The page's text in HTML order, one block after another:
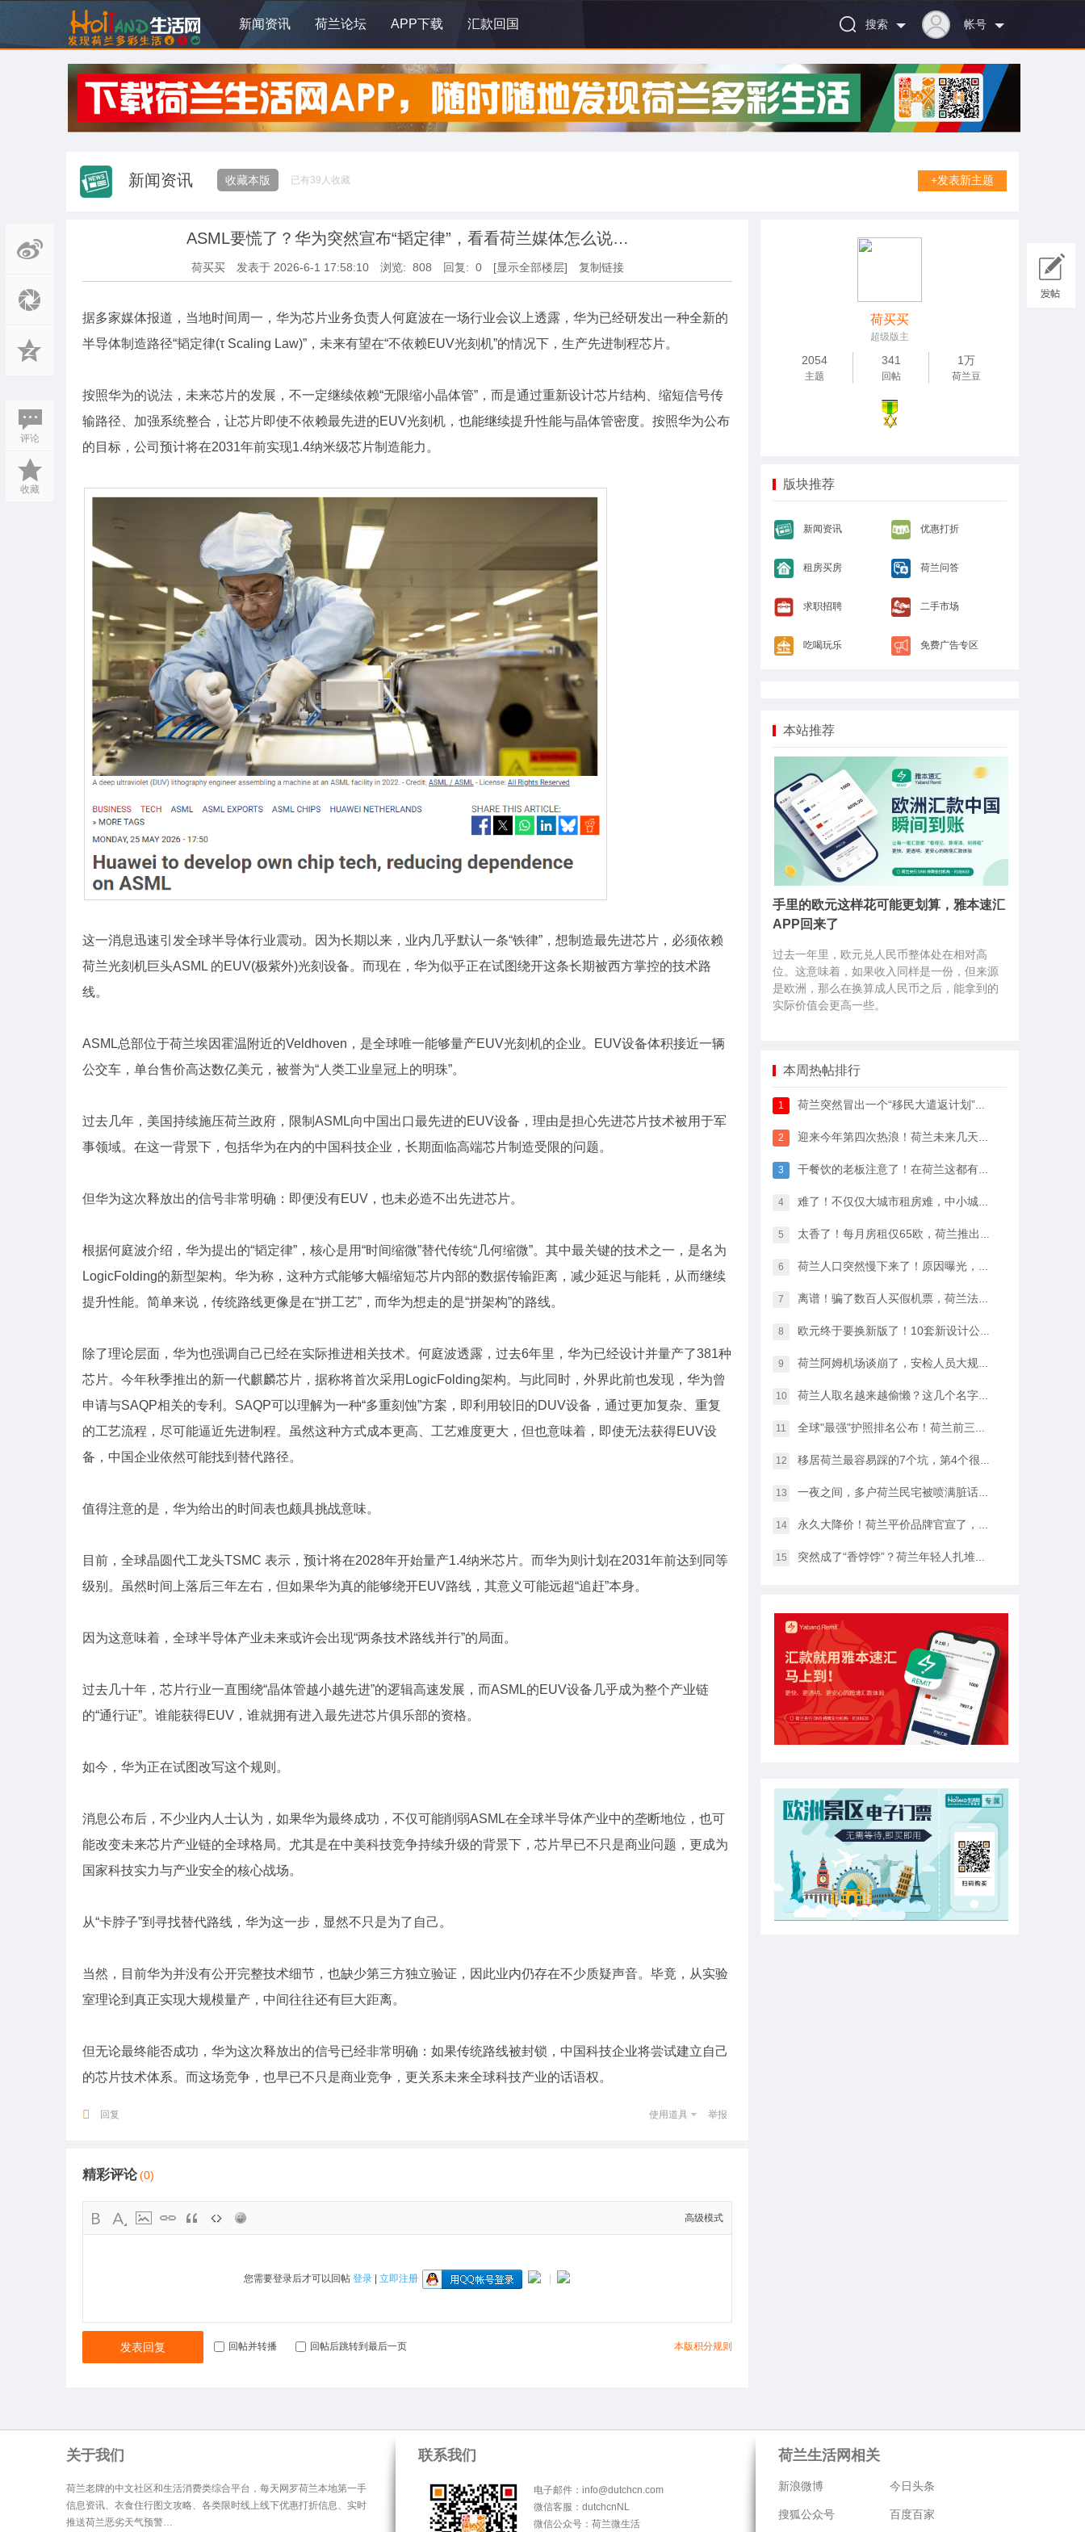
新闻资讯 荷兰论坛 APP下载 汇款回国 帐号
搜索
新闻资讯 收藏本版 已有39 人收藏 +发表新主题
评论
收藏
ASML要慌了？华为突然宣布“韬定律”，看看荷兰媒体怎么说…
荷买买 发表于 2026-6-1 17:58:10 浏览: 808 回复: 0 [显示全部楼层] 复制链接
据多家媒体报道，当地时间周一，华为芯片业务负责人何庭波在一场行业会议上透露，华为已经研发出一种全新的
半导体制造路径“韬定律(τ Scaling Law)”，未来有望在“不依赖EUV光刻机”的情况下，生产先进制程芯片。
按照华为的说法，未来芯片的发展，不一定继续依赖“无限缩小晶体管”，而是通过重新设计芯片结构、缩短信号传
输路径、加强系统整合，让芯片即使不依赖最先进的EUV光刻机，也能继续提升性能与晶体管密度。按照华为公布
的目标，公司预计将在2031年前实现1.4纳米级芯片制造能力。
这一消息迅速引发全球半导体行业震动。因为长期以来，业内几乎默认一条“铁律”，想制造最先进芯片，必须依赖
荷兰光刻机巨头ASML 的EUV(极紫外)光刻设备。而现在，华为似乎正在试图绕开这条长期被西方掌控的技术路
线。
ASML总部位于荷兰埃因霍温附近的Veldhoven，是全球唯一能够量产EUV光刻机的企业。EUV设备体积接近一辆
公交车，单台售价高达数亿美元，被誉为“人类工业皇冠上的明珠”。
过去几年，美国持续施压荷兰政府，限制ASML向中国出口最先进的EUV设备，理由是担心先进芯片技术被用于军
事领域。在这一背景下，包括华为在内的中国科技企业，长期面临高端芯片制造受限的问题。
但华为这次释放出的信号非常明确：即便没有EUV，也未必造不出先进芯片。
根据何庭波介绍，华为提出的“韬定律”，核心是用“时间缩微”替代传统“几何缩微”。其中最关键的技术之一，是名为
LogicFolding的新型架构。华为称，这种方式能够大幅缩短芯片内部的数据传输距离，减少延迟与能耗，从而继续
提升性能。简单来说，传统路线更像是在“拼工艺”，而华为想走的是“拼架构”的路线。
除了理论层面，华为也强调自己已经在实际推进相关技术。何庭波透露，过去6年里，华为已经设计并量产了381种
芯片。今年秋季推出的新一代麒麟芯片，据称将首次采用LogicFolding架构。与此同时，外界此前也发现，华为曾
申请与SAQP相关的专利。SAQP可以理解为一种“多重刻蚀”方案，即利用较旧的DUV设备，通过更加复杂、重复
的工艺流程，尽可能逼近先进制程。虽然这种方式成本更高、工艺难度更大，但也意味着，即使无法获得EUV设
备，中国企业依然可能找到替代路径。
值得注意的是，华为给出的时间表也颇具挑战意味。
目前，全球晶圆代工龙头TSMC 表示，预计将在2028年开始量产1.4纳米芯片。而华为则计划在2031年前达到同等
级别。虽然时间上落后三年左右，但如果华为真的能够绕开EUV路线，其意义可能远超“追赶”本身。
因为这意味着，全球半导体产业未来或许会出现“两条技术路线并行”的局面。
过去几十年，芯片行业一直围绕“晶体管越小越先进”的逻辑高速发展，而ASML的EUV设备几乎成为整个产业链
的“通行证”。谁能获得EUV，谁就拥有进入最先进芯片俱乐部的资格。
如今，华为正在试图改写这个规则。
消息公布后，不少业内人士认为，如果华为最终成功，不仅可能削弱ASML在全球半导体产业中的垄断地位，也可
能改变未来芯片产业链的全球格局。尤其是在中美科技竞争持续升级的背景下，芯片早已不只是商业问题，更成为
国家科技实力与产业安全的核心战场。
从“卡脖子”到寻找替代路线，华为这一步，显然不只是为了自己。
当然，目前华为并没有公开完整技术细节，也缺少第三方独立验证，因此业内仍存在不少质疑声音。毕竟，从实验
室理论到真正实现大规模量产，中间往往还有巨大距离。
但无论最终能否成功，华为这次释放出的信号已经非常明确：如果传统路线被封锁，中国科技企业将尝试建立自己
的芯片技术体系。而这场竞争，也早已不只是商业竞争，更关系未来全球科技产业的话语权。
回复 使用道具 举报
精彩评论(0)
高级模式
您需要登录后才可以回帖 登录| 立即注册
本版积分规则
发表回复 回帖并转播 回帖后跳转到最后一页
荷买买
超级版主
2054
主题
341
回帖
1万
荷兰豆
版块推荐
新闻资讯 优惠打折
租房买房 荷兰问答
求职招聘 二手市场
吃喝玩乐 免费广告专区
本站推荐
手里的欧元这样花可能更划算，雅本速汇
APP回来了
过去一年里，欧元兑人民币整体处在相对高
位。这意味着，如果收入同样是一份，但来源
是欧洲，那么在换算成人民币之后，能拿到的
实际价值会更高一些。
本周热帖排行
1 荷兰突然冒出一个“移民大遣返计划”，64万人已经签字支持
2 迎来今年第四次热浪！荷兰未来几天最高33℃，八月中开始…
3 干餐饮的老板注意了！在荷兰这都有人偷，全过程很淡定
4 难了！不仅仅大城市租房难，中小城市的房租开始暴涨
5 太香了！每月房租仅65欧，荷兰推出学生住宿优惠福利…
6 荷兰人口突然慢下来了！原因曝光，不是因为没人生孩子
7 离谱！骗了数百人买假机票，荷兰法院竟然没判他坐牢
8 欧元终于要换新版了！10套新设计公布，你最喜欢哪一款？
9 荷兰阿姆机场谈崩了，安检人员大规模停工越来越近…
10 荷兰人取名越来越偷懒？这几个名字几乎满大街都是
11 全球"最强"护照排名公布！荷兰前三，中国护照进步很大
12 移居荷兰最容易踩的7个坑，第4个很多人都会中招…
13 一夜之间，多户荷兰民宅被喷满脏话，只因支持难民…
14 永久大降价！荷兰平价品牌官宣了，将硬扛Temu和SHEIN
15 突然成了“香饽饽”？荷兰年轻人扎堆当老师，发生了什么？
关于我们
荷兰老牌的中文社区和生活消费类综合平台，每天网罗荷兰本地第一手
信息资讯、衣食住行图文攻略、各类限时线上线下优惠打折信息、实时
推送荷兰恶劣天气预警…
联系我们
电子邮件：info@dutchcn.com
微信客服：dutchcnNL
微信公众号：荷兰微生活
荷兰生活网相关
新浪微博 今日头条
搜狐公众号 百度百家